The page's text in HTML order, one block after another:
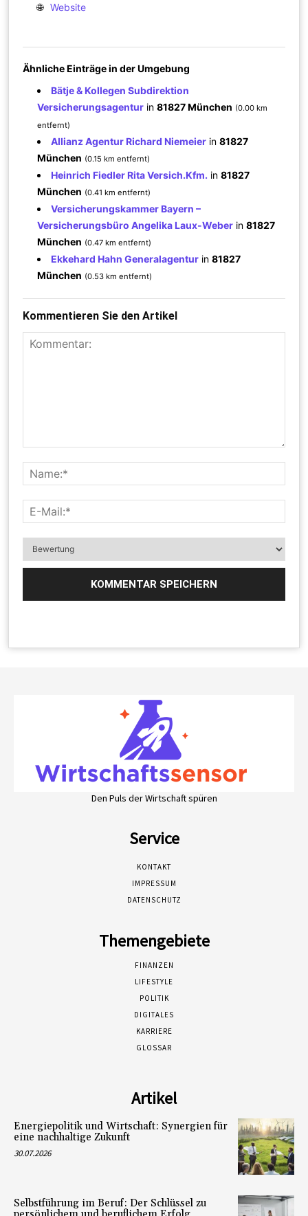
🌐 Website
Ähnliche Einträge in der Umgebung
Bätje & Kollegen Subdirektion
Versicherungsagentur in81827 München (0.00 km
entfernt)
Allianz Agentur Richard Niemeier in81827
München (0.15 km entfernt)
Heinrich Fiedler Rita Versich.Kfm. in81827
München (0.41 km entfernt)
Versicherungskammer Bayern –
Versicherungsbüro Angelika Laux-Weber in81827
München (0.47 km entfernt)
Ekkehard Hahn Generalagentur in81827
München (0.53 km entfernt)
Kommentieren Sie den Artikel
Den Puls der Wirtschaft spüren
Service
KONTAKT
IMPRESSUM
DATENSCHUTZ
Themengebiete
FINANZEN
LIFESTYLE
POLITIK
DIGITALES
KARRIERE
GLOSSAR
Artikel
Energiepolitik und Wirtschaft: Synergien für
eine nachhaltige Zukunft
30.07.2026
Selbstführung im Beruf: Der Schlüssel zu